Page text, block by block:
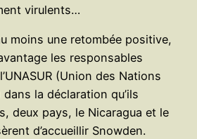
virulents…
moins une retombée positive,
les responsables
(Union des Nations
la déclaration qu’ils
deux pays, le Nicaragua et le
d’accueillir Snowden.